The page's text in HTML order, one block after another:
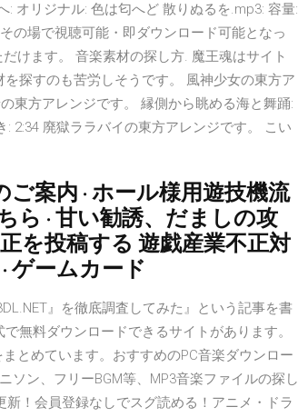
オリジナル: 色は匂へど 散りぬるを.mp3: 容量:
の場で視聴可能・即ダウンロード可能となっ
けます。 音楽素材の探し方. 魔王魂はサイト
探すのも苦労しそうです。 風神少女の東方ア
東方アレンジです。 縁側から眺める海と舞踊:
2:34 廃獄ララバイの東方アレンジです。 こい
案内 · ホール様用遊技機流
ら · 甘い勧誘、だましの攻
を投稿する 遊戯産業不正対
ゲームカード
』を徹底調査してみた』という記事を書
無料ダウンロードできるサイトがあります。
とめています。おすすめのPC音楽ダウンロー
ソン、フリーBGM等、MP3音楽ファイルの探し
！会員登録なしでスグ読める！アニメ・ドラ